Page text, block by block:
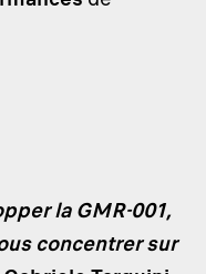
la GMR-001,
concentrer sur